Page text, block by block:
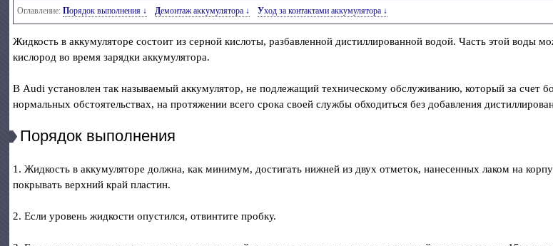
Оглавление: Порядок выполнения ↓ Демонтаж аккумулятора ↓ Уход за контактами аккумулятора ↓
Жидкость в аккумуляторе состоит из серной кислоты, разбавленной дистиллированной водой. Часть этой воды
кислород во время зарядки аккумулятора.
В Audi установлен так называемый аккумулятор, не подлежащий техническому обслуживанию, который за счет
нормальных обстоятельствах, на протяжении всего срока своей службы обходиться без добавления
Порядок выполнения
1. Жидкость в аккумуляторе должна, как минимум, достигать нижней из двух отметок, нанесенных лаком на
покрывать верхний край пластин.
2. Если уровень жидкости опустился, отвинтите пробку.